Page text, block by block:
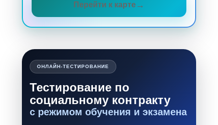
Перейти к карте
ОНЛАЙН-ТЕСТИРОВАНИЕ
Тестирование по
социальному контракту
с режимом обучения и экзамена